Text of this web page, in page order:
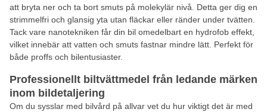
att bryta ner och ta bort smuts på molekylär nivå. Detta ger dig en
strimmelfri och glansig yta utan fläckar eller ränder under tvätten.
Tack vare nanotekniken får din bil omedelbart en hydrofob effekt,
vilket innebär att vatten och smuts fastnar mindre lätt. Perfekt för
både proffs och bilentusiaster.
Professionellt biltvättmedel från ledande märken
inom bildetaljering
Om du sysslar med bilvård på allvar vet du hur viktigt det är med